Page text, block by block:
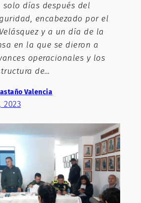
solo días después del
encabezado por el
y a un día de la
en la que se dieron a
operacionales y los
de…
Valencia
2023